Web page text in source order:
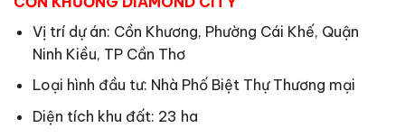
Vị trí dự án: Cồn Khương, Phường Cái Khế, Quận
Ninh Kiều, TP Cần Thơ
Loại hình đầu tư: Nhà Phố Biệt Thự Thương mại
Diện tích khu đất: 23 ha